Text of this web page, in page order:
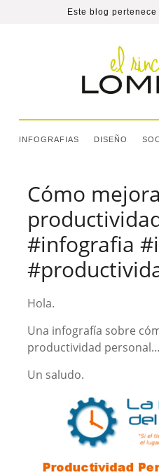
Este blog pertenece
INFOGRAFIAS DISEÑO
Cómo
#infografia
Hola.
Una infografía sobre
productividad
Un saludo.